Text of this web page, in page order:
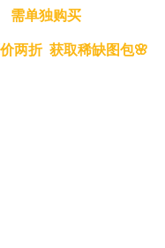
需单独购买
两折 获取稀缺图包🌸